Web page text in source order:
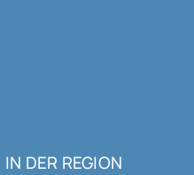
DER REGION